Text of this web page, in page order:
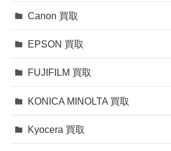
Canon 買取
EPSON 買取
FUJIFILM 買取
KONICA MINOLTA 買取
Kyocera 買取